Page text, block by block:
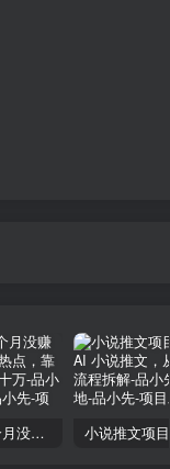
做 IP 切片几个月没赚到什么钱，蹭上热点，靠一个视频赚了二十万-品小先项目发源地